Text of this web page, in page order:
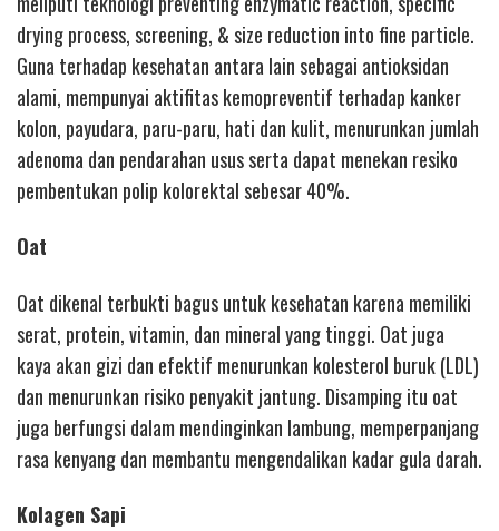
drying process, screening, & size reduction into fine particle.
Guna terhadap kesehatan antara lain sebagai antioksidan
alami, mempunyai aktifitas kemopreventif terhadap kanker
kolon, payudara, paru-paru, hati dan kulit, menurunkan jumlah
adenoma dan pendarahan usus serta dapat menekan resiko
pembentukan polip kolorektal sebesar 40%.
Oat
Oat dikenal terbukti bagus untuk kesehatan karena memiliki
serat, protein, vitamin, dan mineral yang tinggi. Oat juga
kaya akan gizi dan efektif menurunkan kolesterol buruk (LDL)
dan menurunkan risiko penyakit jantung. Disamping itu oat
juga berfungsi dalam mendinginkan lambung, memperpanjang
rasa kenyang dan membantu mengendalikan kadar gula darah.
Kolagen Sapi